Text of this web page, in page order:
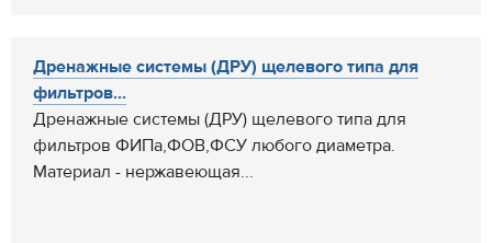
Дренажные системы (ДРУ) щелевого типа для
фильтров...
Дренажные системы (ДРУ) щелевого типа для
фильтров ФИПа,ФОВ,ФСУ любого диаметра.
Материал - нержавеющая...